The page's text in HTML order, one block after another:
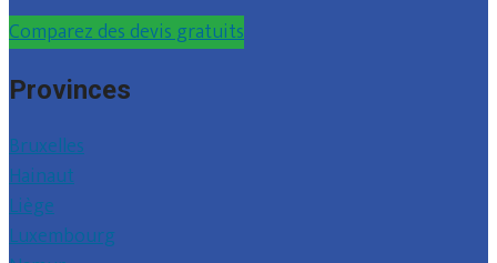
Comparez des devis gratuits
Provinces
Bruxelles
Hainaut
Liège
Luxembourg